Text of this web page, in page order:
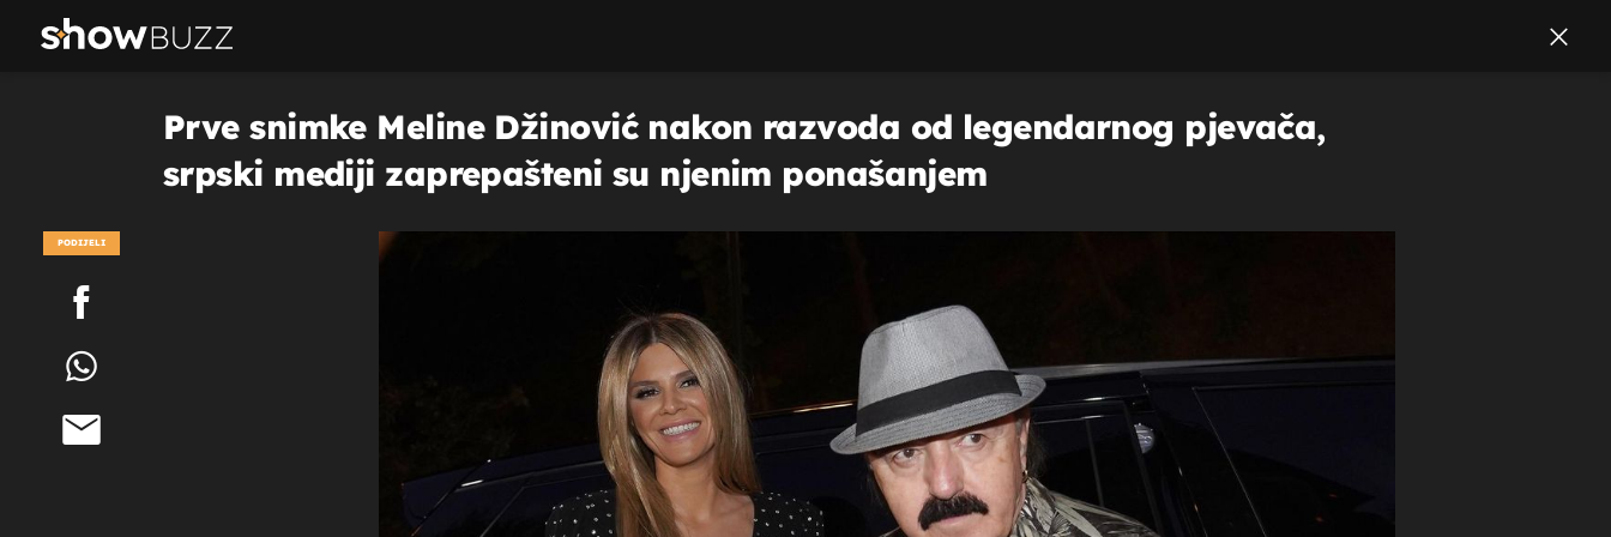
Prve snimke Meline Džinović nakon razvoda od legendarnog pjevača,
srpski mediji zaprepašteni su njenim ponašanjem
PODIJELI